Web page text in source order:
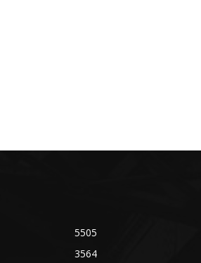
5505
3564